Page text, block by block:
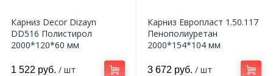
Карниз Decor Dizayn
DD516 Полистирол
2000*120*60 мм
1 522 руб. / шт
Карниз Европласт 1.50.117
Пенополиуретан
2000*154*104 мм
3 672 руб. / шт